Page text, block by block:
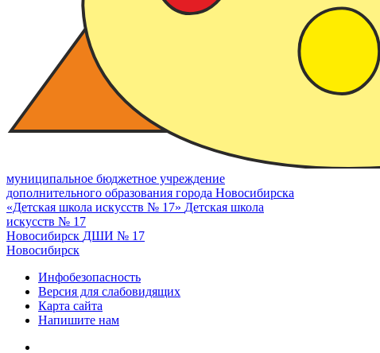
муниципальное бюджетное учреждение
дополнительного образования города Новосибирска
«Детская школа искусств № 17» Детская школа
искусств № 17
Новосибирск ДШИ № 17
Новосибирск
Инфобезопасность
Версия для слабовидящих
Карта сайта
Напишите нам